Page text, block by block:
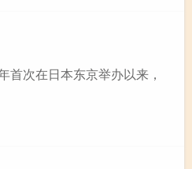
次在日本东京举办以来，